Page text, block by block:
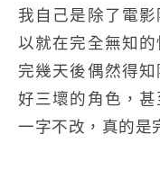
我自己是除了電
以就在完全無知
完幾天後偶然得
好三壞的角色，甚
一字不改，真的是